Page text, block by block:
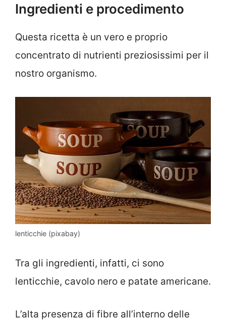
Ingredienti e procedimento
Questa ricetta è un vero e proprio
concentrato di nutrienti preziosissimi per il
nostro organismo.
lenticchie (pixabay)
Tra gli ingredienti, infatti, ci sono
lenticchie, cavolo nero e patate americane.
L’alta presenza di fibre all’interno delle